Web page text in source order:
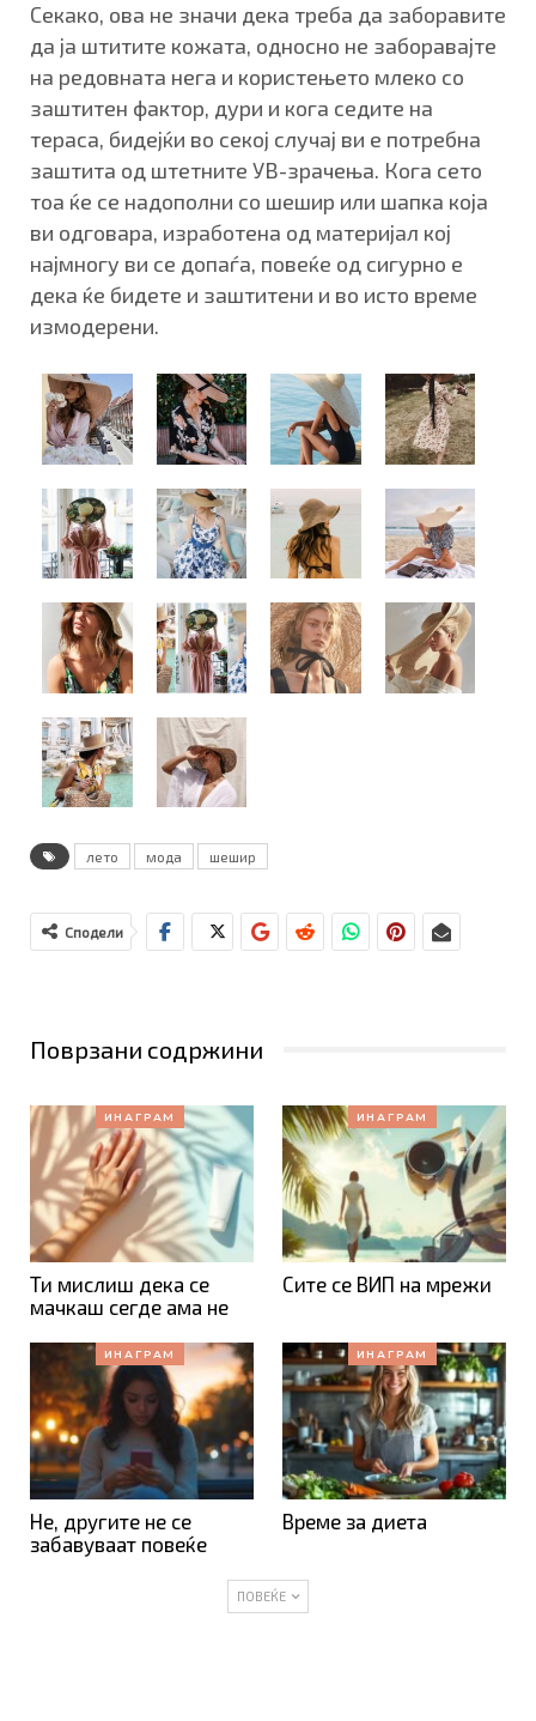
Секако, ова не значи дека треба да заборавите
да ја штитите кожата, односно не заборавајте
на редовната нега и користењето млеко со
заштитен фактор, дури и кога седите на
тераса, бидејќи во секој случај ви е потребна
заштита од штетните УВ-зрачења. Кога сето
тоа ќе се надополни со шешир или шапка која
ви одговара, изработена од материјал кој
најмногу ви се допаѓа, повеќе од сигурно е
дека ќе бидете и заштитени и во исто време
измодерени.
лето мода шешир
Сподели
Поврзани содржини
ИНАГРАМ
Ти мислиш дека се
мачкаш сегде ама не
ИНАГРАМ
Сите се ВИП на мрежи
ИНАГРАМ
Не, другите не се
забавуваат повеќе
ИНАГРАМ
Време за диета
ПОВЕЌЕ